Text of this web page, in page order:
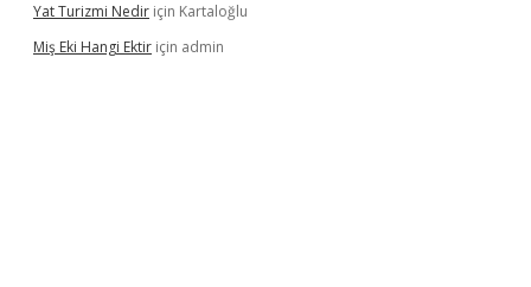
Yat Turizmi Nedir için Kartaloğlu
Miş Eki Hangi Ektir için admin